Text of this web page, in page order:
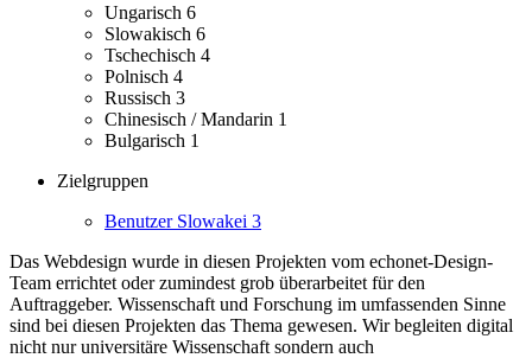
Ungarisch 6
Slowakisch 6
Tschechisch 4
Polnisch 4
Russisch 3
Chinesisch / Mandarin 1
Bulgarisch 1
Zielgruppen
Benutzer Slowakei 3
Das Webdesign wurde in diesen Projekten vom echonet-Design-
Team errichtet oder zumindest grob überarbeitet für den
Auftraggeber. Wissenschaft und Forschung im umfassenden Sinne
sind bei diesen Projekten das Thema gewesen. Wir begleiten digital
nicht nur universitäre Wissenschaft sondern auch